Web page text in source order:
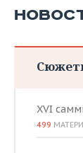
XVI
499